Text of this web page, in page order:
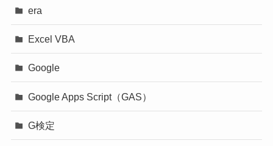
era
Excel VBA
Google
Google Apps Script（GAS）
G検定